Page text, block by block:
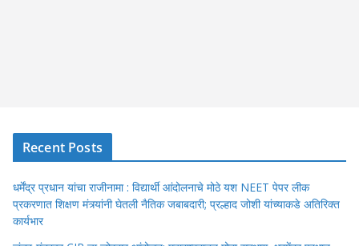
Recent Posts
धर्मेंद्र प्रधान यांचा राजीनामा : विद्यार्थी आंदोलनाचे मोठे यश NEET पेपर लीक
प्रकरणात शिक्षण मंत्र्यांनी घेतली नैतिक जबाबदारी; प्रल्हाद जोशी यांच्याकडे अतिरिक्त
कार्यभार